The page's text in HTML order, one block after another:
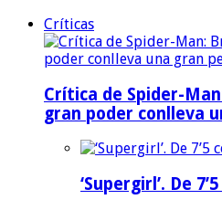
Críticas
Crítica de Spider-
gran poder conlleva
‘Supergirl’. De